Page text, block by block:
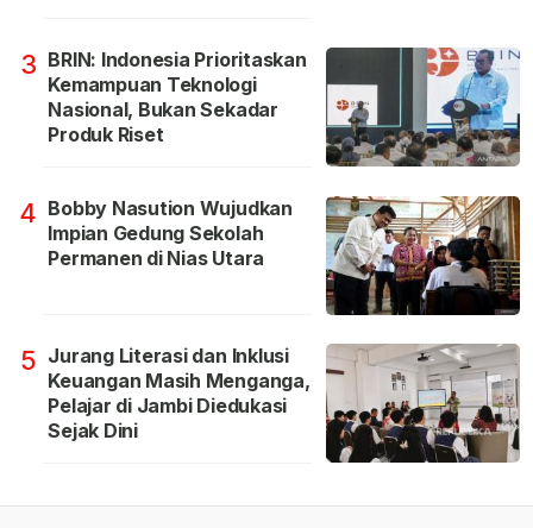
3 BRIN: Indonesia Prioritaskan
Kemampuan Teknologi
Nasional, Bukan Sekadar
Produk Riset
4 Bobby Nasution Wujudkan
Impian Gedung Sekolah
Permanen di Nias Utara
5 Jurang Literasi dan Inklusi
Keuangan Masih Menganga,
Pelajar di Jambi Diedukasi
Sejak Dini